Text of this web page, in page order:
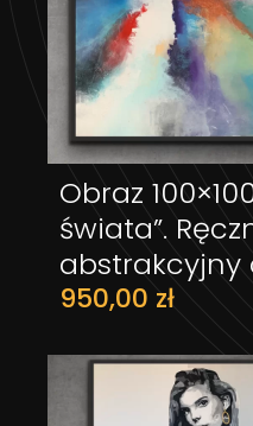
Obraz
świata”.
abstrakcyjny
950,00 zł